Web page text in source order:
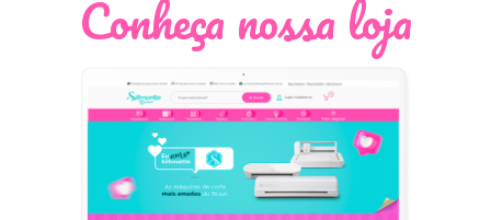
Conheça nossa loja
Léia Pastori